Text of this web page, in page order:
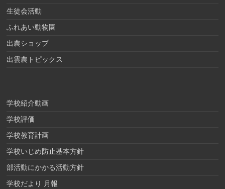
生徒会活動
ふれあい動物園
出農ショップ
出雲農トピックス
学校紹介動画
学校評価
学校教育計画
学校いじめ防止基本方針
部活動にかかる活動方針
学校だより 月報